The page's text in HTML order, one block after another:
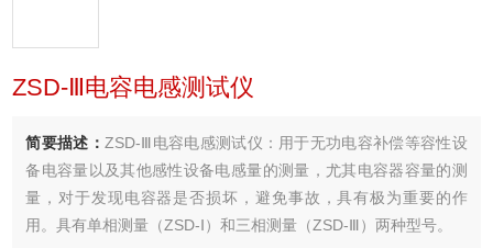
ZSD-Ⅲ电容电感测试仪
简要描述： ZSD-Ⅲ电容电感测试仪：用于无功电容补偿等容性设
备电容量以及其他感性设备电感量的测量，尤其电容器容量的测
量，对于发现电容器是否损坏，避免事故，具有极为重要的作
用。具有单相测量（ZSD-Ⅰ）和三相测量（ZSD-Ⅲ）两种型号。